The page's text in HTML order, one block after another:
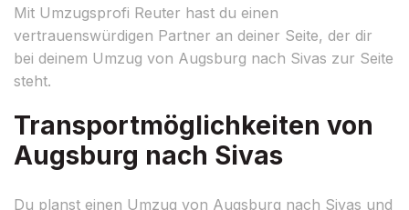
Mit Umzugsprofi Reuter hast du einen
vertrauenswürdigen Partner an deiner Seite, der dir
bei deinem Umzug von Augsburg nach Sivas zur Seite
steht.
Transportmöglichkeiten von
Augsburg nach Sivas
Du planst einen Umzug von Augsburg nach Sivas und